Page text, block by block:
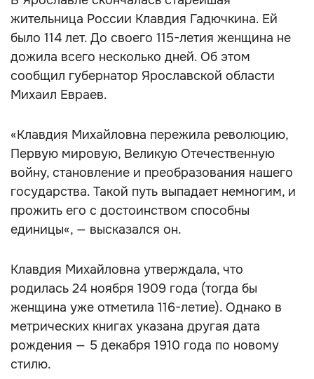
жительница России Клавдия Гадючкина. Ей
было 114 лет. До своего 115-летия женщина не
дожила всего несколько дней. Об этом
сообщил губернатор Ярославской области
Михаил Евраев.
«Клавдия Михайловна пережила революцию,
Первую мировую, Великую Отечественную
войну, становление и преобразования нашего
государства. Такой путь выпадает немногим, и
прожить его с достоинством способны
единицы«, — высказался он.
Клавдия Михайловна утверждала, что
родилась 24 ноября 1909 года (тогда бы
женщина уже отметила 116-летие). Однако в
метрических книгах указана другая дата
рождения — 5 декабря 1910 года по новому
стилю.